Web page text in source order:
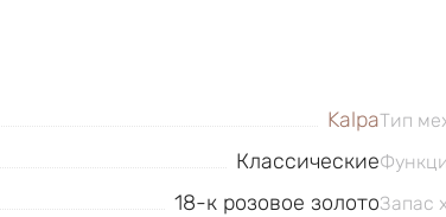
Kalpa
Классические
18-к розовое золото
Тип
Запас